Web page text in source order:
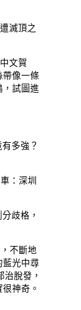
滅頂之
文賀
帶像一條
，試圖進
多強？
：深圳
歧格，
不斷地
藍光中尋
脫發，
神奇。